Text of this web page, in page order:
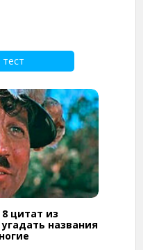
цитат из
названия